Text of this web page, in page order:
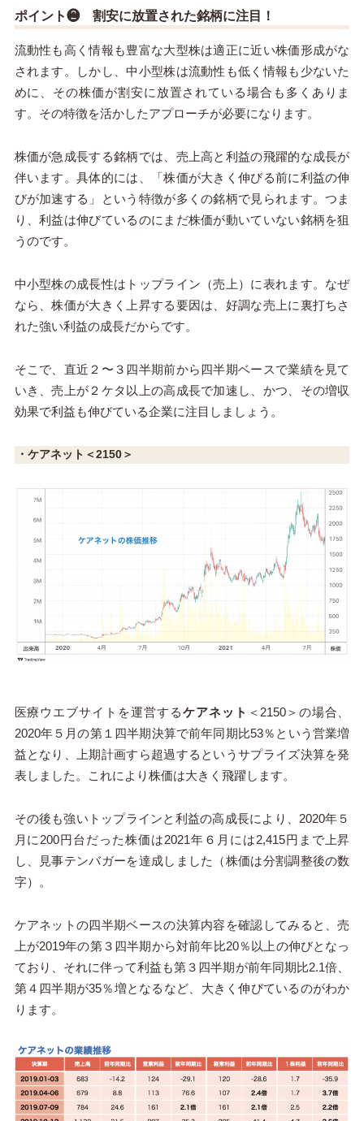
ポイント❷ 割安に放置された銘柄に注目！
流動性も高く情報も豊富な大型株は適正に近い株価形成がな
されます。しかし、中小型株は流動性も低く情報も少ないた
めに、その株価が割安に放置されている場合も多くありま
す。その特徴を活かしたアプローチが必要になります。
株価が急成長する銘柄では、売上高と利益の飛躍的な成長が
伴います。具体的には、「株価が大きく伸びる前に利益の伸
びが加速する」という特徴が多くの銘柄で見られます。つま
り、利益は伸びているのにまだ株価が動いていない銘柄を狙
うのです。
中小型株の成長性はトップライン（売上）に表れます。なぜ
なら、株価が大きく上昇する要因は、好調な売上に裏打ちさ
れた強い利益の成長だからです。
そこで、直近 ２〜３ 四半期前から四半期ベースで業績を見て
いき、売上が２ケタ以上の高成長で加速し、かつ、その増収
効果で利益も伸びている企業に注目しましょう。
・ケアネット＜2150＞
医療ウエブサイトを運営するケアネット ＜ 2150＞の場合、
2020年５月の第１四半期決算で前年同期比53％という営業増
益となり、上期計画すら超過するというサプライズ決算を発
表しました。これにより株価は大きく飛躍します。
その後も強いトップラインと利益の高成長により、 2020年 ５
月に 200円台だった株価は2021年６月には2,415円まで上昇
し、見事テンバガーを達成しました（株価は分割調整後の数
字）。
ケアネットの四半期ベースの決算内容を確認してみると、売
上が2019年の第３四半期から対前年比20％ 以上の伸びとなっ
ており、それに伴って利益も第３四半期が前年同期比2.1倍、
第４四半期が35％増となるなど、大きく伸びているのがわか
ります。